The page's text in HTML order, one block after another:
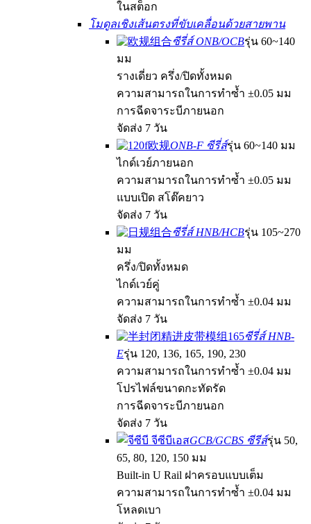
ในสต็อก
โมดูลเชิงเส้นตรงที่ขับเคลื่อนด้วยสายพาน
ซีรี่ส์ ONB/OCBรุ่น 60~140
มม
รางเดี่ยว ครึ่ง/ปิดทั้งหมด
ความสามารถในการทำซ้ำ ±0.05 มม
การฉีดจาระบีภายนอก
จัดส่ง 7 วัน
ONB-F ซีรี่ส์รุ่น 60~140 มม
ไกด์เวย์ภายนอก
ความสามารถในการทำซ้ำ ±0.05 มม
แบบเปิด สโต๊คยาว
จัดส่ง 7 วัน
ซีรี่ส์ HNB/HCBรุ่น 105~270
มม
ครึ่ง/ปิดทั้งหมด
ไกด์เวย์คู่
ความสามารถในการทำซ้ำ ±0.04 มม
จัดส่ง 7 วัน
ซีรี่ส์ HNB-
Eรุ่น 120, 136, 165, 190, 230
ความสามารถในการทำซ้ำ ±0.04 มม
โปรไฟล์ขนาดกะทัดรัด
การฉีดจาระบีภายนอก
จัดส่ง 7 วัน
GCB/GCBS ซีรีส์รุ่น 50,
65, 80, 120, 150 มม
Built-in U Rail ฝาครอบแบบเต็ม
ความสามารถในการทำซ้ำ ±0.04 มม
โหลดเบา